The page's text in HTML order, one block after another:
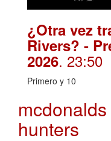
¿Otra vez
Rivers? -
2026. 23:50
Primero y 10
hunters